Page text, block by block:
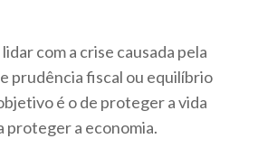
com a crise causada pela
prudência fiscal ou equilíbrio
é o de proteger a vida
proteger a economia.